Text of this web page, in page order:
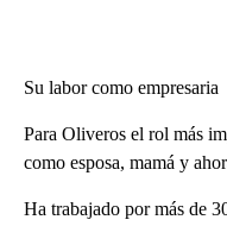
Su labor como empresaria
Para Oliveros el rol más
como esposa, mamá y
Ha trabajado por más de